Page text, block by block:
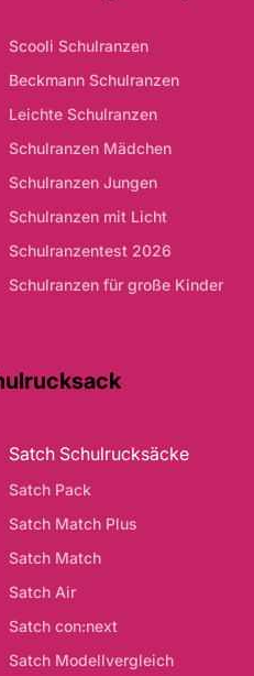
Scooli Schulranzen
Beckmann Schulranzen
Leichte Schulranzen
Schulranzen Mädchen
Schulranzen Jungen
Schulranzen mit Licht
Schulranzentest 2026
Schulranzen für große Kinder
Satch Schulrucksäcke
Satch Pack
Satch Match Plus
Satch Match
Satch Air
Satch con:next
Satch Modellvergleich